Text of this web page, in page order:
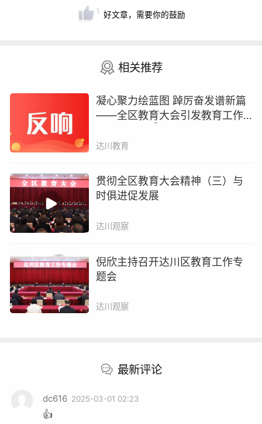
1 好文章，需要你的鼓励
相关推荐
凝心聚力绘蓝图 踔厉奋发谱新篇
——全区教育大会引发教育工作
达川教育
贯彻全区教育大会精神（三）与
时俱进促发展
达川观察
倪欣主持召开达川区教育工作专
题会
达川观察
最新评论
dc616 2025-03-01 02:23
👍